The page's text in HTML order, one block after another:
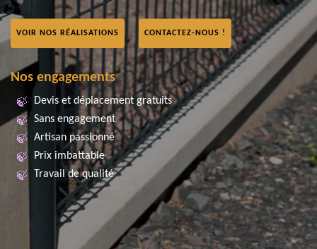
VOIR NOS RÉALISATIONS CONTACTEZ-NOUS !
Nos engagements
Devis et déplacement gratuits
Sans engagement
Artisan passionné
Prix imbattable
Travail de qualité